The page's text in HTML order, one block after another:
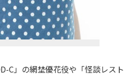
C」の網埜優花役や「怪談レスト